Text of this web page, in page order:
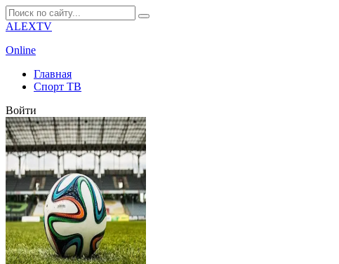
ALEXTV
Online
Главная
Спорт ТВ
Войти